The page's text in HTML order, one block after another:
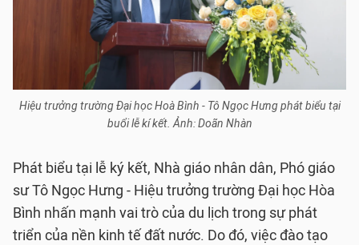
Hiệu trưởng trường Đại học Hoà Bình - Tô Ngọc Hưng phát biểu tại
buổi lễ kí kết. Ảnh: Doãn Nhàn
Phát biểu tại lễ ký kết, Nhà giáo nhân dân, Phó giáo
sư Tô Ngọc Hưng - Hiệu trưởng trường Đại học Hòa
Bình nhấn mạnh vai trò của du lịch trong sự phát
triển của nền kinh tế đất nước. Do đó, việc đào tạo